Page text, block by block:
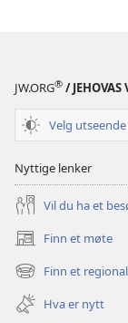
JW.ORG® / JEHOVAS
Velg utseende
Nyttige lenker
Vil du ha et
Finn et møte
(åpner
nytt
vindu)
Finn et
(åpner
nytt
vindu)
Hva er nytt